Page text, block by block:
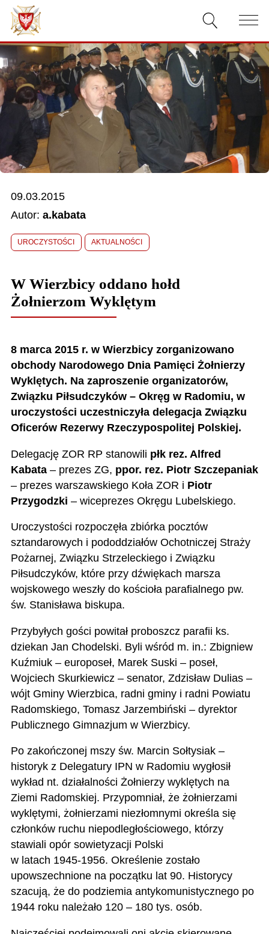
AKTUALNOŚCI
O ZWIĄZKU
DOKUMENTY
WŁADZE
RELACJE FILMOWE
KONKURSY
09.03.2015
Autor: a.kabata
UROCZYSTOŚCI AKTUALNOŚCI
W Wierzbicy oddano hołd
Żołnierzom Wyklętym
8 marca 2015 r. w Wierzbicy zorganizowano
obchody Narodowego Dnia Pamięci Żołnierzy
Wyklętych. Na zaproszenie organizatorów,
Związku Piłsudczyków – Okręg w Radomiu, w
uroczystości uczestniczyła delegacja Związku
Oficerów Rezerwy Rzeczypospolitej Polskiej.
Delegację ZOR RP stanowili płk rez. Alfred
Kabata– prezes ZG, ppor. rez. Piotr Szczepaniak
– prezes warszawskiego Koła ZOR i Piotr
Przygodzki – wiceprezes Okręgu Lubelskiego.
Uroczystości rozpoczęła zbiórka pocztów
sztandarowych i pododdziałów Ochotniczej Straży
Pożarnej, Związku Strzeleckiego i Związku
Piłsudczyków, które przy dźwiękach marsza
wojskowego weszły do kościoła parafialnego pw.
św. Stanisława biskupa.
Przybyłych gości powitał proboszcz parafii ks.
dziekan Jan Chodelski. Byli wśród m. in.: Zbigniew
Kuźmiuk – europoseł, Marek Suski – poseł,
Wojciech Skurkiewicz – senator, Zdzisław Dulias –
wójt Gminy Wierzbica, radni gminy i radni Powiatu
Radomskiego, Tomasz Jarzembiński – dyrektor
Publicznego Gimnazjum w Wierzbicy.
Po zakończonej mszy św. Marcin Sołtysiak –
historyk z Delegatury IPN w Radomiu wygłosił
wykład nt. działalności Żołnierzy wyklętych na
Ziemi Radomskiej. Przypomniał, że żołnierzami
wyklętymi, żołnierzami niezłomnymi określa się
członków ruchu niepodległościowego, którzy
stawiali opór sowietyzacji Polski
w latach 1945-1956. Określenie zostało
upowszechnione na początku lat 90. Historycy
szacują, że do podziemia antykomunistycznego po
1944 roku należało 120 – 180 tys. osób.